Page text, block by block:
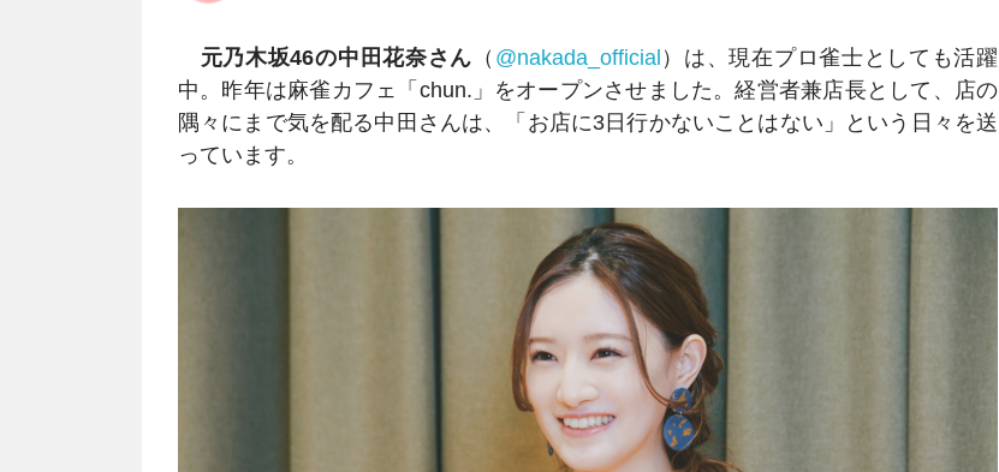
元乃木坂46の中田花奈さん （ @nakada_official ）は、現在プロ雀士としても活躍
中。昨年は麻雀カフェ「chun.」をオープンさせました。経営者兼店長として、店の
隅々にまで気を配る中田さんは、「お店に3日行かないことはない」という日々を送
っています。